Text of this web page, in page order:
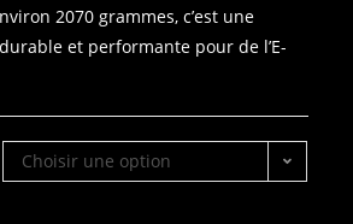
2070 grammes, c’est une
et performante pour de l’E-
Choisir une option